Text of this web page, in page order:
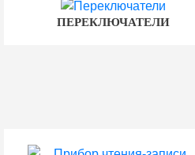
ПЕРЕКЛЮЧАТЕЛИ